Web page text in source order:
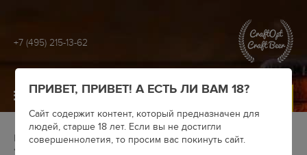
+7 (495) 215-13-62
МЕНЮ
Главная Крафтовое пиво
Пивоварни
ПРИВЕТ, ПРИВЕТ! А ЕСТЬ ЛИ ВАМ 18?
Сайт содержит контент, который предназначен для
людей, старше 18 лет. Если вы не достигли
совершеннолетия, то просим вас покинуть сайт.